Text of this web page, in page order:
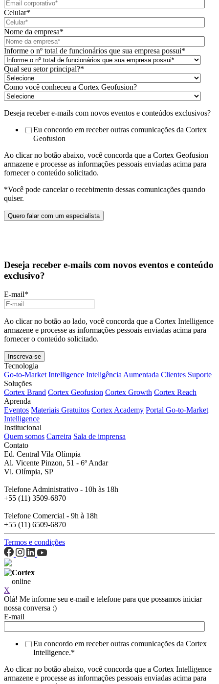
Celular*
Nome da empresa*
Informe o nº total de funcionários que sua empresa possui*
Qual seu setor principal?*
Como você conheceu a Cortex Geofusion?
Deseja receber e-mails com novos eventos e conteúdos exclusivos?
Eu concordo em receber outras comunicações da Cortex
Geofusion
Ao clicar no botão abaixo, você concorda que a Cortex Geofusion
armazene e processe as informações pessoais enviadas acima para
fornecer o conteúdo solicitado.
*Você pode cancelar o recebimento dessas comunicações quando
quiser.
Deseja receber e-mails com novos eventos e conteúdo
exclusivo?
E-mail*
Ao clicar no botão ao lado, você concorda que a Cortex Intelligence
armazene e processe as informações pessoais enviadas acima para
fornecer o conteúdo solicitado.
Tecnologia
Go-to-Market Intelligence Inteligência Aumentada Clientes Suporte
Soluções
Cortex Brand Cortex Geofusion Cortex Growth Cortex Reach
Aprenda
Eventos Materiais Gratuitos Cortex Academy Portal Go-to-Market
Intelligence
Institucional
Quem somos Carreira Sala de imprensa
Contato
Ed. Central Vila Olímpia
Al. Vicente Pinzon, 51 - 6º Andar
Vl. Olímpia, SP
Telefone Administrativo - 10h às 18h
+55 (11) 3509-6870
Telefone Comercial - 9h à 18h
+55 (11) 6509-6870
Termos e condições
Cortex
online
X
Olá! Me informe seu e-mail e telefone para que possamos iniciar
nossa conversa :)
E-mail
Eu concordo em receber outras comunicações da Cortex
Intelligence.*
Ao clicar no botão abaixo, você concorda que a Cortex Intelligence
armazene e processe as informações pessoais enviadas acima para